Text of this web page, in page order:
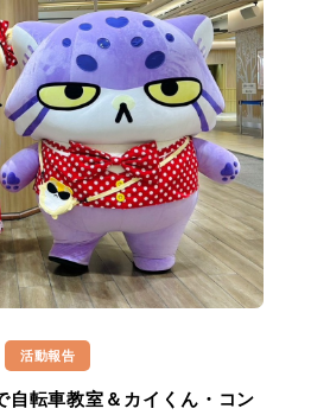
活動報告
自転車教室＆カイくん・コン